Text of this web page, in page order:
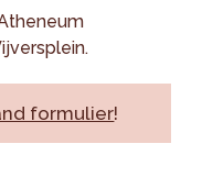
formulier!